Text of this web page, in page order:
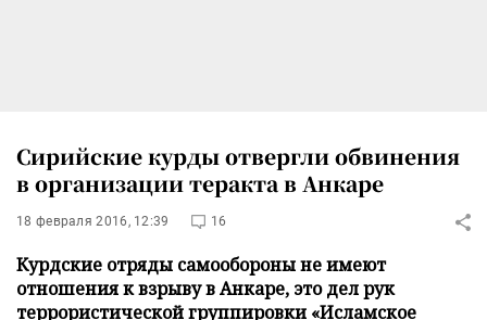
Сирийские курды отвергли обвинения
в организации теракта в Анкаре
18 февраля 2016, 12:39 16
Курдские отряды самообороны не имеют
отношения к взрыву в Анкаре, это дел рук
террористической группировки «Исламское